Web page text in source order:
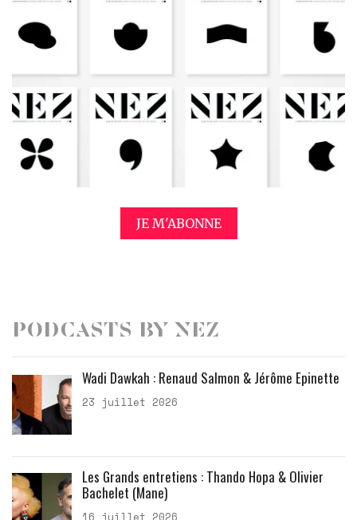
JE M'ABONNE
Podcasts by Nez
Wadi Dawkah : Renaud Salmon & Jérôme Epinette
23 juillet 2026
Les Grands entretiens : Thando Hopa & Olivier
Bachelet (Mane)